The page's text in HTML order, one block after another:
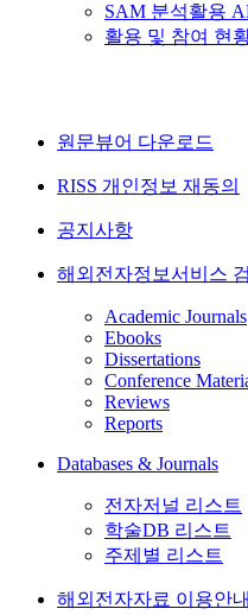
SAM 분석활용
활용 및 참여 현
원문뷰어 다운로드
RISS 개인정보 재동의
공지사항
해외전자정보서비스
Academic Journals
Ebooks
Dissertations
Conference
Reviews
Reports
Databases & Journals
전자저널 리스트
학술DB 리스트
주제별 리스트
해외전자자료 이용안내